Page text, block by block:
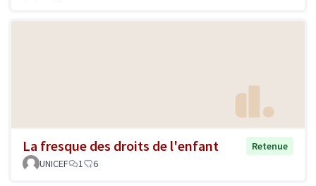
La fresque des droits de l'enfant
Retenue
UNICEF
1 6